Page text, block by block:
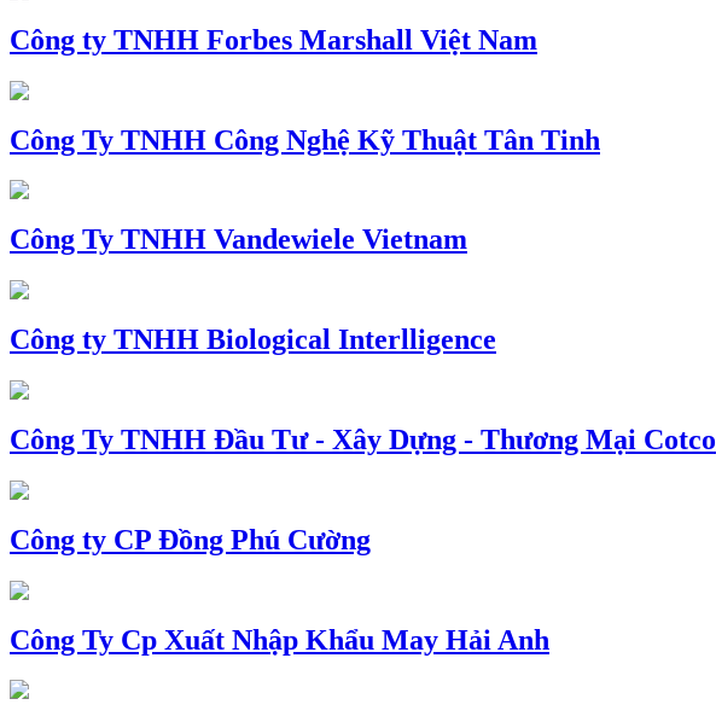
Công ty TNHH Forbes Marshall Việt Nam
Công Ty TNHH Công Nghệ Kỹ Thuật Tân Tinh
Công Ty TNHH Vandewiele Vietnam
Công ty TNHH Biological Interlligence
Công Ty TNHH Đầu Tư - Xây Dựng - Thương Mại Cotco
Công ty CP Đồng Phú Cường
Công Ty Cp Xuất Nhập Khẩu May Hải Anh